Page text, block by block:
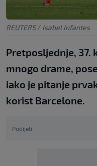
REUTERS / Isabel Infantes
Pretposljednje, 37.
mnogo drame,
iako je pitanje
korist Barcelone.
Podijeli